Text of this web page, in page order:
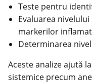
Teste pentru
Evaluarea
markerilor
Determinarea
Aceste analize ajută
sistemice precum